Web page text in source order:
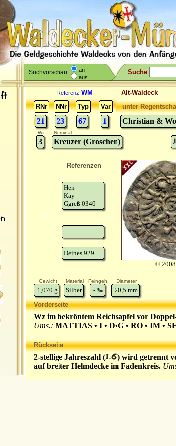
Suchvorschau
an
aus
Suche
Referenz WM Alt-Waldeck
RNr
NNr Typ Var
21 23 67 1
unter
Christian &
Wz Nominal
3 Kreuzer (Groschen)
Referenzen
Hen -
Kay -
Ggreß 0340
-
Deines 929
© 2008
Gewicht Material Feingeh. Diameter
1,070 g Silber - ‰ 20,5 mm
Vorderseite
Wz im bekröntem Reichsapfel vor
Ums.: MATTIAS • I • D•G • RO • IM •
Rückseite
2-stellige Jahreszahl ( -
) wird getrennt
auf breiter Helmdecke im Fadenkreis.